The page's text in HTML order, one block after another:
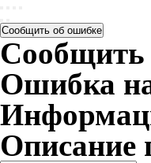
Сообщить об ошибке
Сообщить
Ошибка
Описание